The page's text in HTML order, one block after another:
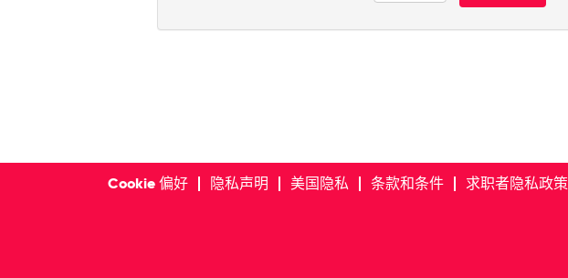
Cookie 偏好 隐私声明 美国隐私 条款和条件 求职者隐私政策